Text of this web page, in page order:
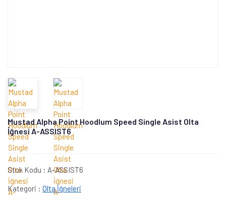
Mustad Alpha Point Hoodlum Speed Single Asist Olta
İğnesi A-ASSIST6
Stok Kodu : A-ASSIST6
Kategori : Olta İğneleri